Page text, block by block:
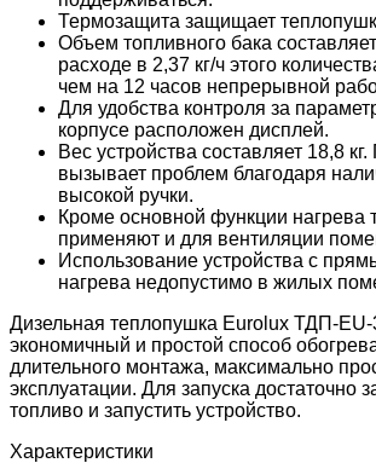
Термозащита защищает
Объем топливного бака
расходе в 2,37 кг/ч этого
чем на 12 часов непрерывной
Для удобства контроля за
корпусе расположен дисплей.
Вес устройства составляет 18,8
вызывает проблем благодаря
высокой ручки.
Кроме основной функции нагрева
применяют и для вентиляции
Использование устройства с
нагрева недопустимо в жилых
Дизельная теплопушка Eurolux ТДП-
экономичный и простой способ
длительного монтажа, максимально
эксплуатации. Для запуска достаточно
топливо и запустить устройство.
Характеристики